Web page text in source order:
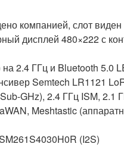
компанией, слот
дисплей 480×222 с
2.4 ГГц и Bluetooth 5.0
Semtech LR1121
GHz), 2.4 ГГц ISM, 2.1
Meshtastic
(I2S)